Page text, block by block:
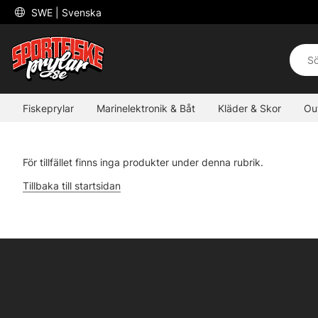
SWE | Svenska
Fiskeprylar Marinelektronik & Båt Kläder & Skor
För tillfället finns inga produkter under denna rubrik.
Tillbaka till startsidan